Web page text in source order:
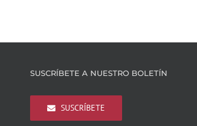
SUSCRÍBETE A NUESTRO BOLETÍN
SUSCRÍBETE